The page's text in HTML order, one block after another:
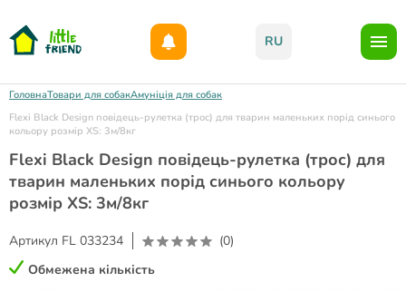
RU
ГоловнаТовари для собакАмуніція для собак
Flexi Black Design повідець-рулетка (трос) для тварин маленьких порід синього
кольору розмір XS: 3м/8кг
Flexi Black Design повідець-рулетка (трос) для
тварин маленьких порід синього кольору
розмір XS: 3м/8кг
Артикул FL 033234
(0)
Обмежена кількість